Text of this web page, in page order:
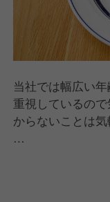
当社では幅広い
重視しているの
からないことは
ながら働ける」